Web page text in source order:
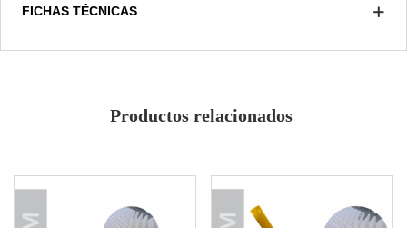
Todo tipo de superficies
FICHAS TÉCNICAS
Productos relacionados